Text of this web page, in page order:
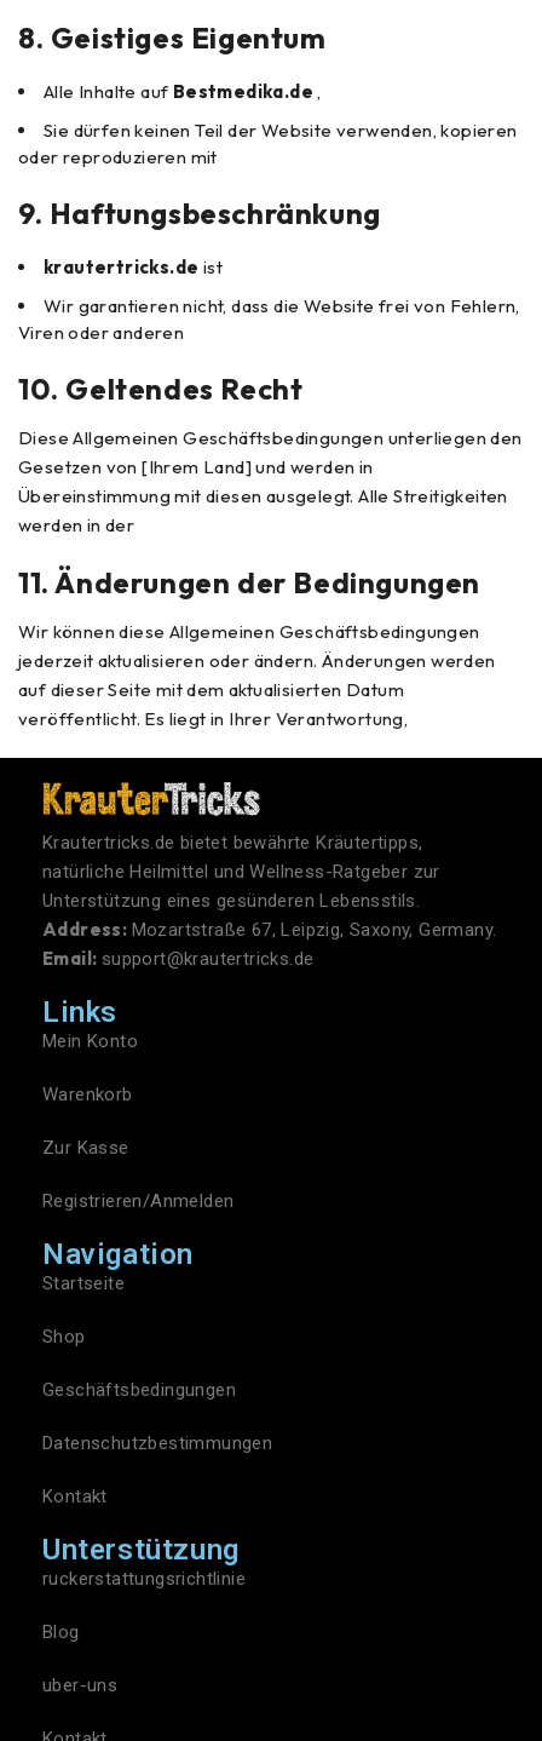
8. Geistiges Eigentum
Alle Inhalte auf Bestmedika.de ,
Sie dürfen keinen Teil der Website verwenden, kopieren
oder reproduzieren mit
9. Haftungsbeschränkung
krautertricks.de ist
Wir garantieren nicht, dass die Website frei von Fehlern,
Viren oder anderen
10. Geltendes Recht
Diese Allgemeinen Geschäftsbedingungen unterliegen den
Gesetzen von [Ihrem Land] und werden in
Übereinstimmung mit diesen ausgelegt. Alle Streitigkeiten
werden in der
11.Änderungen der Bedingungen
Wir können diese Allgemeinen Geschäftsbedingungen
jederzeit aktualisieren oder ändern. Änderungen werden
auf dieser Seite mit dem aktualisierten Datum
veröffentlicht. Es liegt in Ihrer Verantwortung,
Krautertricks.de bietet bewährte Kräutertipps,
natürliche Heilmittel und Wellness-Ratgeber zur
Unterstützung eines gesünderen Lebensstils.
Address: Mozartstraße 67, Leipzig, Saxony, Germany.
Email: support@krautertricks.de
Links
Mein Konto
Warenkorb
Zur Kasse
Registrieren/Anmelden
Navigation
Startseite
Shop
Geschäftsbedingungen
Datenschutzbestimmungen
Kontakt
Unterstützung
ruckerstattungsrichtlinie
Blog
uber-uns